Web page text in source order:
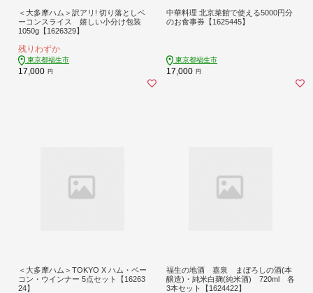
＜大多摩ハム＞訳アリ! 切り落としベ
ーコンスライス 嬉しい小分け包装
1050g【1626329】
残りわずか
東京都福生市
17,000 円
中華料理 北京菜館で使える5000円分
のお食事券【1625445】
東京都福生市
17,000 円
＜大多摩ハム＞TOKYO X ハム・ベー
コン・ウインナー 5点セット【16263
24】
福生の地酒 嘉泉 まぼろしの酒(本
醸造)・純米白麹(純米酒) 720ml 各
3本セット【1624422】